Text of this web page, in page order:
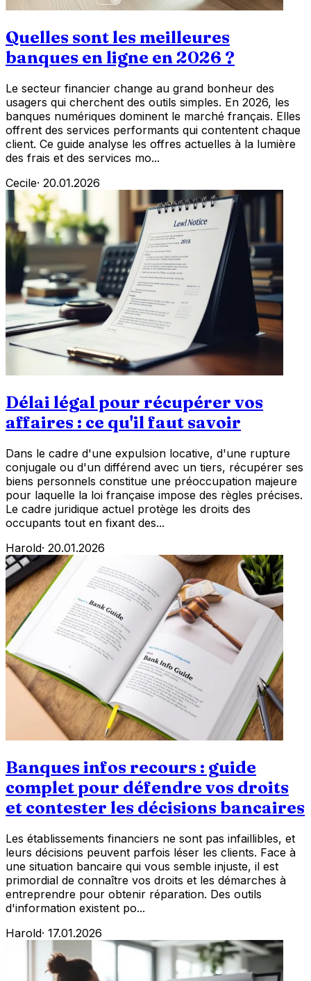
Quelles sont les meilleures
banques en ligne en 2026 ?
Le secteur financier change au grand bonheur des
usagers qui cherchent des outils simples. En 2026, les
banques numériques dominent le marché français. Elles
offrent des services performants qui contentent chaque
client. Ce guide analyse les offres actuelles à la lumière
des frais et des services mo...
Cecile· 20.01.2026
Délai légal pour récupérer vos
affaires : ce qu'il faut savoir
Dans le cadre d'une expulsion locative, d'une rupture
conjugale ou d'un différend avec un tiers, récupérer ses
biens personnels constitue une préoccupation majeure
pour laquelle la loi française impose des règles précises.
Le cadre juridique actuel protège les droits des
occupants tout en fixant des...
Harold· 20.01.2026
Banques infos recours : guide
complet pour défendre vos droits
et contester les décisions bancaires
Les établissements financiers ne sont pas infaillibles, et
leurs décisions peuvent parfois léser les clients. Face à
une situation bancaire qui vous semble injuste, il est
primordial de connaître vos droits et les démarches à
entreprendre pour obtenir réparation. Des outils
d'information existent po...
Harold· 17.01.2026